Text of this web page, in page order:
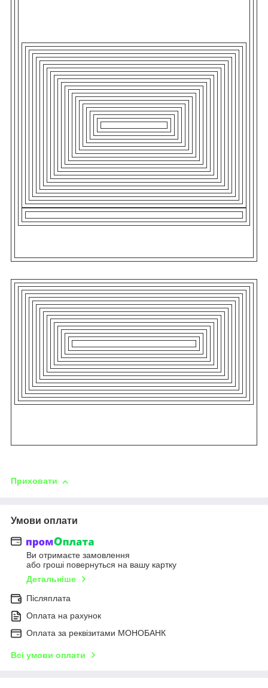
Приховати
Умови оплати
Ви отримаєте замовлення
або гроші повернуться на вашу картку
Детальніше
Післяплата
Оплата на рахунок
Оплата за реквізитами МОНОБАНК
Всі умови оплати